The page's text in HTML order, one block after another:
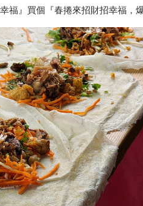
福』買個『春捲來招財招幸福，